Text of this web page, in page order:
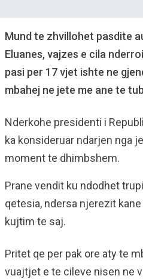
Mund te zhvillohet pasdite
Eluanes, vajzes e cila
pasi per 17 vjet ishte ne
mbahej ne jete me ane te
Nderkohe presidenti i
ka konsideruar ndarjen nga
moment te dhimbshem.
Prane vendit ku ndodhet
qetesia, ndersa njerezit
kujtim te saj.
Pritet qe per pak ore aty te
vuajtjet e te cileve nisen ne